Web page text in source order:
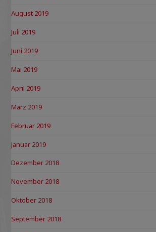
August 2019
Juli 2019
Juni 2019
Mai 2019
April 2019
März 2019
Februar 2019
Januar 2019
Dezember 2018
November 2018
Oktober 2018
September 2018